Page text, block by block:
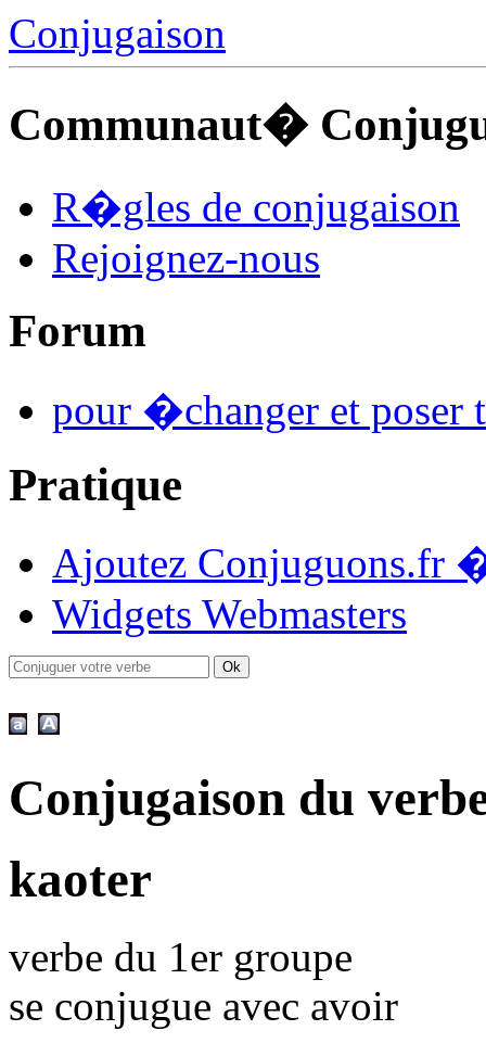
Conjugaison
Communaut�
R�gles de conjugaison
Rejoignez-nous
Forum
pour �changer et poser
Pratique
Ajoutez Conjuguons.fr
Widgets Webmasters
Conjugaison du
kaoter
verbe du 1er groupe
se conjugue avec avoir